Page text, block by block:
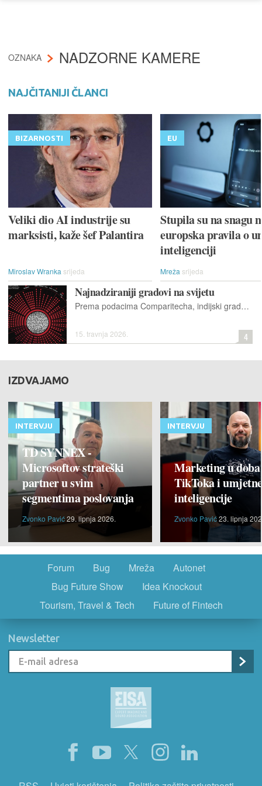
OZNAKA NADZORNE KAMERE
NAJČITANIJI ČLANCI
BIZARNOSTI
Veliki dio AI industrije su
marksisti, kaže šef Palantira
Miroslav Wranka srijeda
EU
Stupila su na snagu
europska pravila o
inteligenciji
Mreža srijeda
Najnadziraniji gradovi na svijetu
Prema podacima Comparitecha, indijski gradovi dominiraju globalnom ljestvicom najnadziranijih gradova, a Hyderabad (79 kamera na 1.000 stanovnika) prednjači na svjetskoj razini
15. travnja 2026. 4
IZDVAJAMO
INTERVJU
TD SYNNEX -
Microsoftov strateški
partner u svim
segmentima poslovanja
Zvonko Pavić29. lipnja 2026.
INTERVJU
Marketing u doba
TikToka i umjetne
inteligencije
Zvonko Pavić23. lipnja
Forum Bug Mreža
Autonet
Bug Future Show
Idea Knockout
Tourism, Travel & Tech
Future of Fintech
Newsletter